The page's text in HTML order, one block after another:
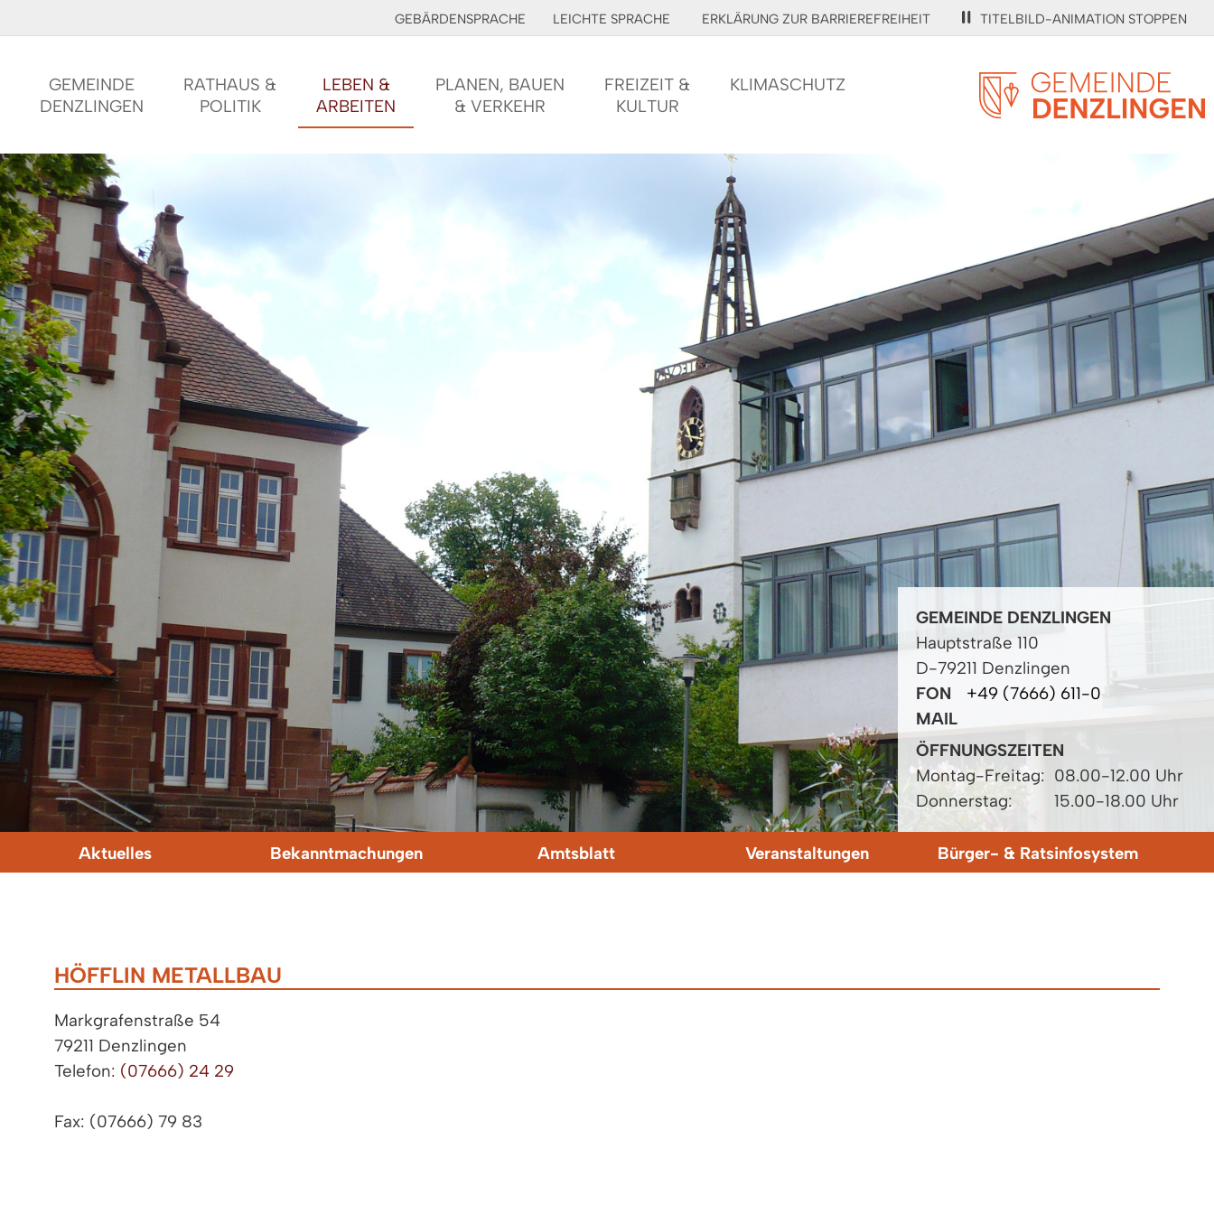
GEBÄRDENSPRACHE LEICHTE SPRACHE ERKLÄRUNG ZUR BARRIEREFREIHEIT TITELBILD-ANIMATION STOPPEN
GEMEINDE
DENZLINGEN
RATHAUS &
POLITIK
LEBEN &
ARBEITEN
PLANEN, BAUEN
& VERKEHR
FREIZEIT &
KULTUR
KLIMASCHUTZ
GEMEINDE DENZLINGEN
Hauptstraße 110
D-79211 Denzlingen
FON
+49 (7666) 611-0
MAIL
ÖFFNUNGSZEITEN
Montag-Freitag: 08.00-12.00 Uhr
Donnerstag:
15.00-18.00 Uhr
Aktuelles Bekanntmachungen Amtsblatt Veranstaltungen Bürger- & Ratsinfosystem
HÖFFLIN METALLBAU
Markgrafenstraße 54
79211 Denzlingen
Telefon: (07666) 24 29
Fax: (07666) 79 83